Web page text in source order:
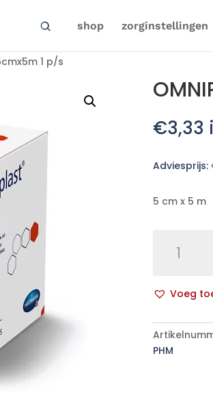
shop zorginstellingen
1 p/s
€3,33
Adviesprijs:
5 cm x 5 m
5cmx5m
aantal
Voeg
l
t
ePHM